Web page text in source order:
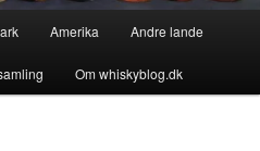
Amerika Andre lande
Om whiskyblog.dk